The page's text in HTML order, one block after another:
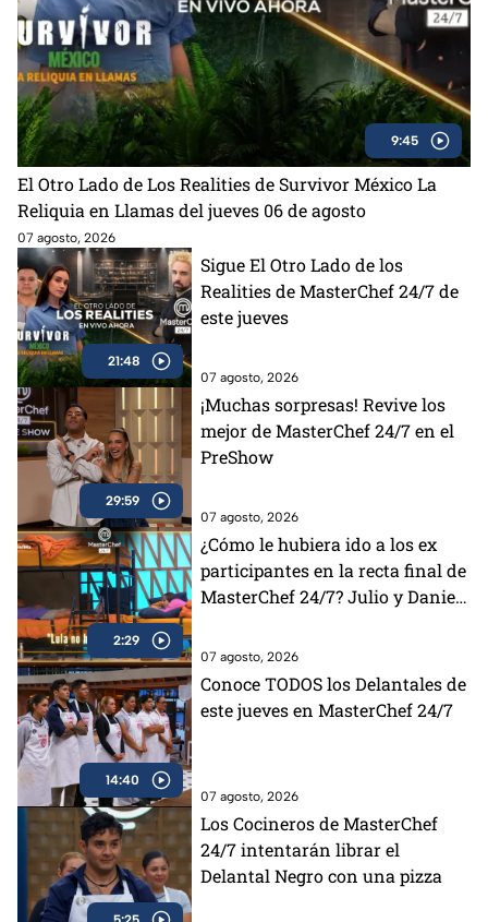
9:45
El Otro Lado de Los Realities de Survivor México La
Reliquia en Llamas del jueves 06 de agosto
07 agosto, 2026
21:48
Sigue El Otro Lado de los
Realities de MasterChef 24/7 de
este jueves
07 agosto, 2026
29:59
¡Muchas sorpresas! Revive los
mejor de MasterChef 24/7 en el
PreShow
07 agosto, 2026
2:29
¿Cómo le hubiera ido a los ex
participantes en la recta final de
MasterChef 24/7? Julio y Daniela
07 agosto, 2026
14:40
Conoce TODOS los Delantales de
este jueves en MasterChef 24/7
07 agosto, 2026
Los Cocineros de MasterChef
24/7 intentarán librar el
Delantal Negro con una pizza